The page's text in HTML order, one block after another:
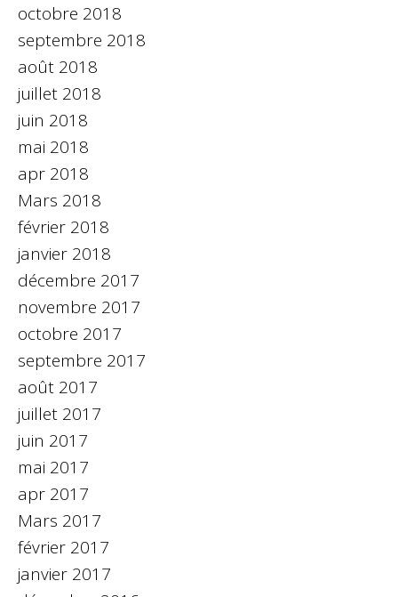
octobre 2018
septembre 2018
août 2018
juillet 2018
juin 2018
mai 2018
apr 2018
Mars 2018
février 2018
janvier 2018
décembre 2017
novembre 2017
octobre 2017
septembre 2017
août 2017
juillet 2017
juin 2017
mai 2017
apr 2017
Mars 2017
février 2017
janvier 2017